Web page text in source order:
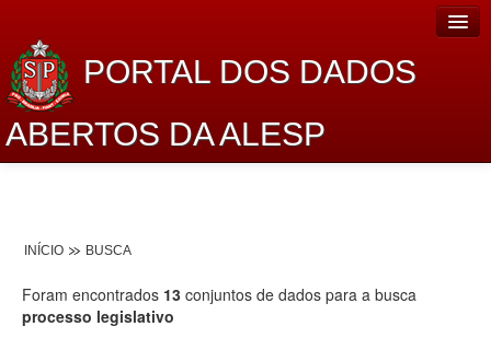
PORTAL DOS DADOS
ABERTOS DA ALESP
Lei de Acesso à Informação
INÍCIO BUSCA
Foram encontrados 13 conjuntos de dados para a busca
processo legislativo